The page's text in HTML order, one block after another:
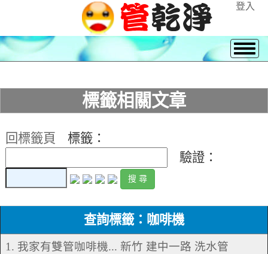
登入
標籤相關文章
回標籤頁
標籤：
驗證：
查詢標籤：咖啡機
1. 我家有雙管咖啡機... 新竹 建中一路 洗水管